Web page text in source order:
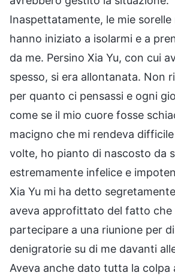
Inaspettatamente, le mie sorelle
hanno iniziato a isolarmi e a
da me. Persino Xia Yu, con cui
spesso, si era allontanata. Non
per quanto ci pensassi e ogni
come se il mio cuore fosse
macigno che mi rendeva
volte, ho pianto di nascosto da
estremamente infelice e
Xia Yu mi ha detto
aveva approfittato del fatto che
partecipare a una riunione per
denigratorie su di me davanti
Aveva anche dato tutta la colpa